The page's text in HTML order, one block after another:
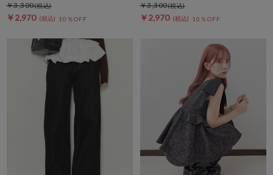
￥2,970 10％OFF
￥3,300
￥2,970 10％OFF
￥3,300